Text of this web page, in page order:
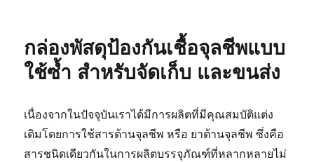
กล่องพัสดุป้องกันเชื้อจุลชีพแบบ
ใช้ซ้ำ สำหรับจัดเก็บ และขนส่ง
เนื่องจากในปัจจุบันเราได้มีการผลิตที่มีคุณสมบัติแต่ง
เติมโดยการใช้สารต้านจุลชีพ หรือ ยาต้านจุลชีพ ซึ่งคือ
สารชนิดเดียวกันในการผลิตบรรจุภัณฑ์ที่หลากหลายไม่